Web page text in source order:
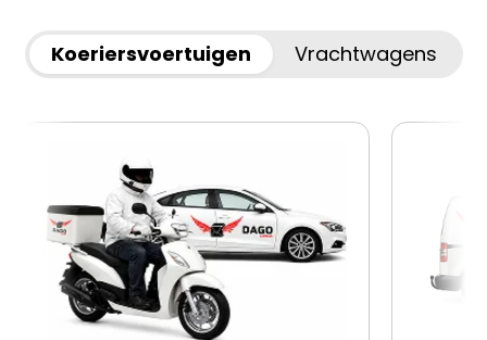
Koeriersvoertuigen Vrachtwagens